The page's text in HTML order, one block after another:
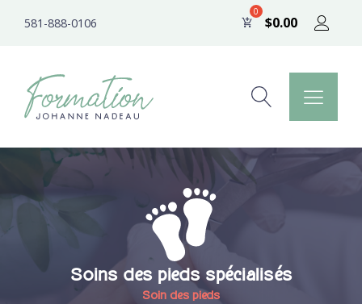
581-888-0106 $0.00
Soins des pieds spécialisés
Soin des pieds